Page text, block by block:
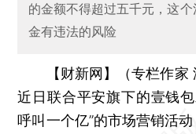
的金额不得超过五千元，这
金有违法的风险
【财新网】（专栏作家
近日联合平安旗下的壹钱
呼叫一个亿”的市场营销活